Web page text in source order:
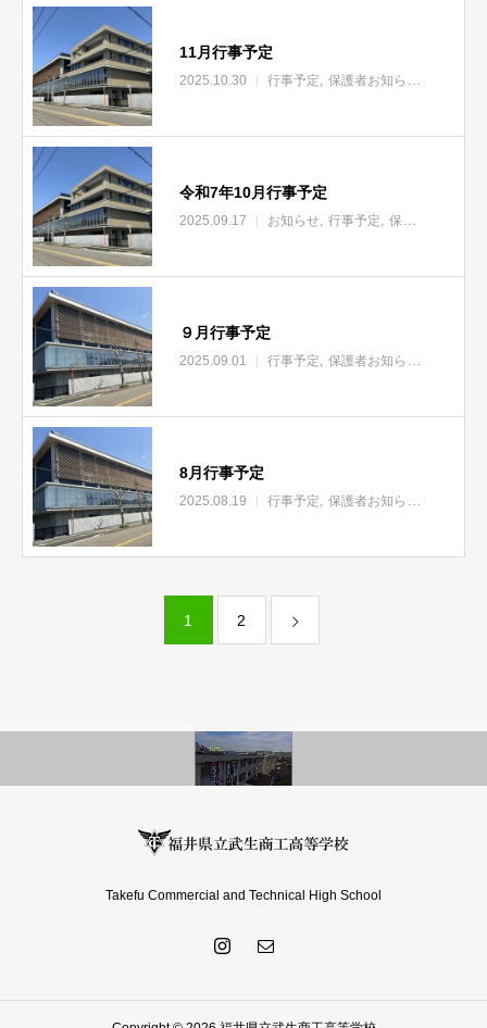
11月行事予定
2025.10.30 行事予定 保護者お知らせ
令和7年10月行事予定
2025.09.17 お知らせ 行事予定 保護者お知らせ
９月行事予定
2025.09.01 行事予定 保護者お知らせ
8月行事予定
2025.08.19 行事予定 保護者お知らせ
1 2
Takefu Commercial and Technical High School